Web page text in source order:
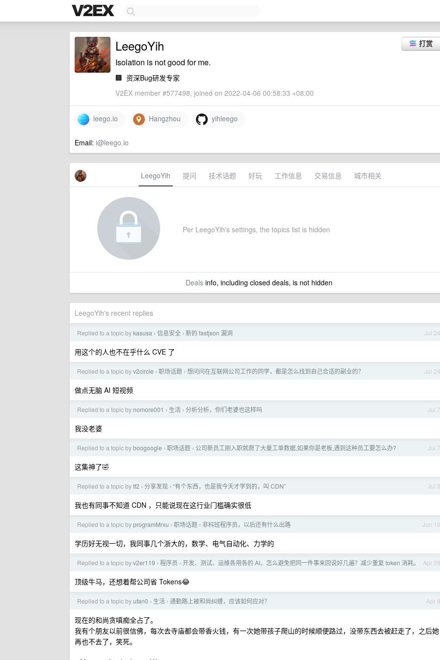
打赏
LeegoYih
Isolation is not good for me.
🏢 资深Bug研发专家
V2EX member #577498, joined on 2022-04-06 00:58:33 +08:00
leego.io Hangzhou yihleego
Email: i@leego.io
LeegoYih 提问 技术话题 好玩 工作信息 交易信息 城市相关
Per LeegoYih's settings, the topics list is hidden
Dealsinfo, including closed deals, is not hidden
LeegoYih's recent replies
Jul 24
Replied to a topic bykasusa › 信息安全 › 新的 fastjson 漏洞
用这个的人也不在乎什么 CVE 了
Jul 24
Replied to a topic byv2circle › 职场话题 › 想问问在互联网公司工作的同学，都是怎么找到自己合适的副业的？
做点无脑 AI 短视频
Jul 7
Replied to a topic by nomore001 › 生活 › 分析分析，你们老婆也这样吗
我没老婆
Jul 7
Replied to a topic byboogoogle › 职场话题 › 公司新员工刚入职就爬了大量工单数据,如果你是老板,遇到这种员工要怎么办?
这集神了🤣
Jul 3
Replied to a topic bytf2 › 分享发现 › “有个东西，也是我今天才学到的，叫 CDN”
我也有同事不知道 CDN ，只能说现在这行业门槛确实很低
Jun 10
Replied to a topic byprogramMrxu › 职场话题 › 非科班程序员，以后还有什么出路
学历好无视一切，我同事几个浙大的，数学、电气自动化、力学的
Apr 28
Replied to a topic byv2er119 › 程序员 › 开发、测试、运维各用各的 AI，怎么避免把同一件事来回说好几遍？减少重复 token 消耗。
顶级牛马，还想着帮公司省 Tokens😂
Apr 9
Replied to a topic byufan0 › 生活 › 通勤路上被和尚纠缠，应该如何应对？
现在的和尚贪嗔痴全占了。
我有个朋友以前很信佛，每次去寺庙都会带香火钱，有一次她带孩子爬山的时候顺便路过，没带东西去被赶走了，之后她
再也不去了，笑死。